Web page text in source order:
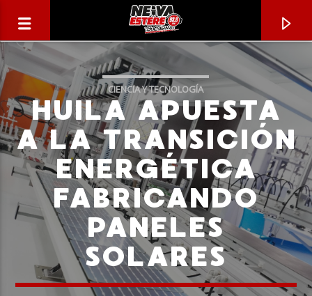
CANCIÓN ACTUAL
TÍTULO
CIENCIA Y TECNOLOGÍA
HUILA APUESTA
A LA TRANSICIÓN
ENERGÉTICA
FABRICANDO
PANELES
SOLARES